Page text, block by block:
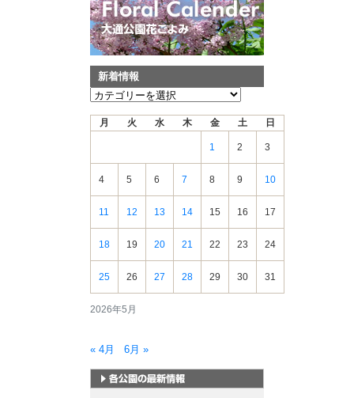
新着情報
新
2026年5月
月 火 水 木 金 土 日
1 2 3
4 5 6 7 8 9 10
11 12 13 14 15 16 17
18 19 20 21 22 23 24
25 26 27 28 29 30 31
« 4月 6月 »